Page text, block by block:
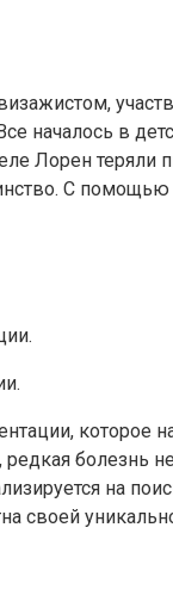
началось в
Лорен
С
которое
на
своей